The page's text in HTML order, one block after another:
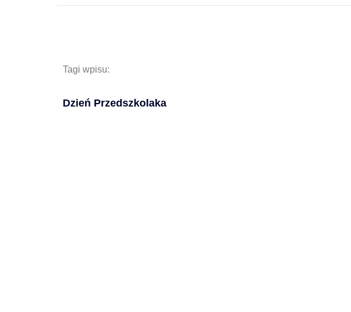
Tagi wpisu:
Dzień Przedszkolaka